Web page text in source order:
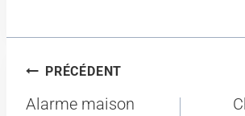
Navigation
de
PRÉCÉDENT
Alarme maison